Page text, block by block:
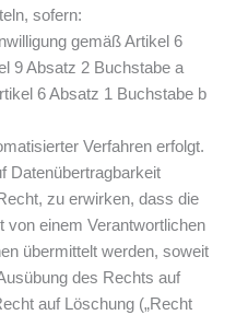
sofern:
gemäß Artikel 6
9 Absatz 2 Buchstabe a
6 Absatz 1 Buchstabe b
Verfahren erfolgt.
Datenübertragbarkeit
zu erwirken, dass die
von einem Verantwortlichen
übermittelt werden, soweit
des Rechts auf
auf Löschung („Recht